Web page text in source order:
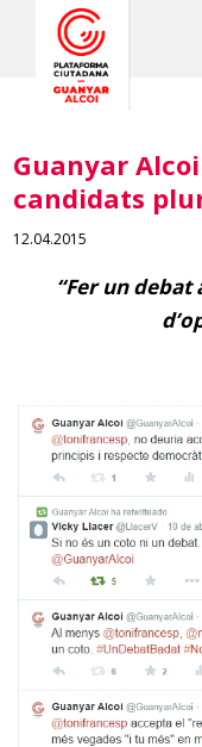
Guanyar
candidats
12.04.2015
“Fer un